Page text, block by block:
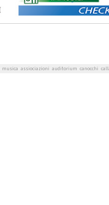
musica assiociazioni auditorium canocchi